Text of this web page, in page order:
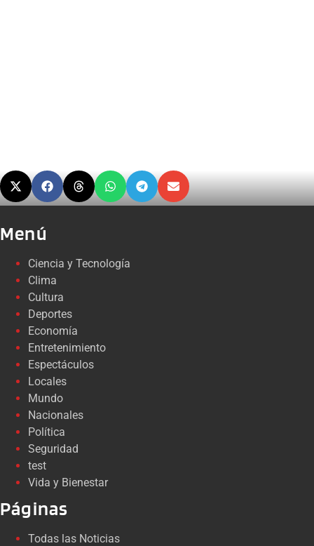
Menú
Ciencia y Tecnología
Clima
Cultura
Deportes
Economía
Entretenimiento
Espectáculos
Locales
Mundo
Nacionales
Política
Seguridad
test
Vida y Bienestar
Páginas
Todas las Noticias